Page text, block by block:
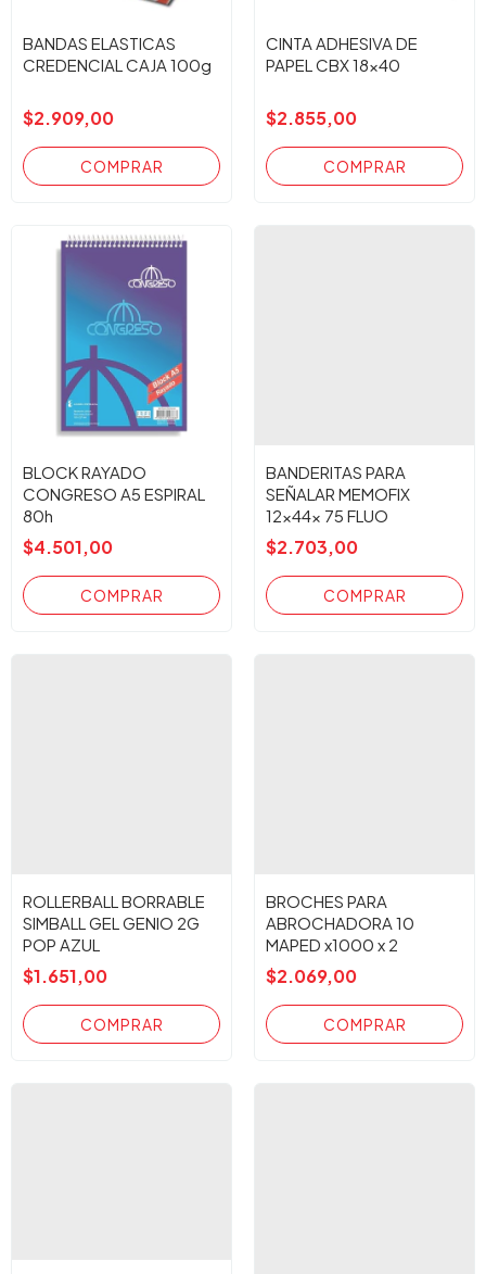
BANDAS ELASTICAS
CREDENCIAL CAJA 100g
$2.909,00
CINTA ADHESIVA DE
PAPEL CBX 18x40
$2.855,00
BLOCK RAYADO
CONGRESO A5 ESPIRAL
80h
$4.501,00
BANDERITAS PARA
SEÑALAR MEMOFIX
12x44x 75 FLUO
$2.703,00
ROLLERBALL BORRABLE
SIMBALL GEL GENIO 2G
POP AZUL
$1.651,00
BROCHES PARA
ABROCHADORA 10
MAPED x1000 x 2
$2.069,00